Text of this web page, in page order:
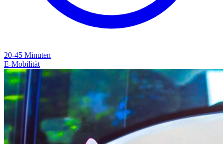
20-45 Minuten
E-Mobilität